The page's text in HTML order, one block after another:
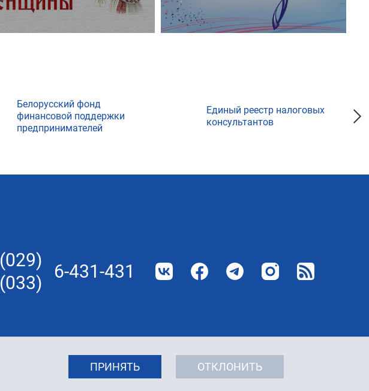
ПРИНЯТЬ ОТКЛОНИТЬ
Белорусский фонд
финансовой поддержки
предпринимателей
Единый реестр налоговых
консультантов
(029)
(033)
6-431-431